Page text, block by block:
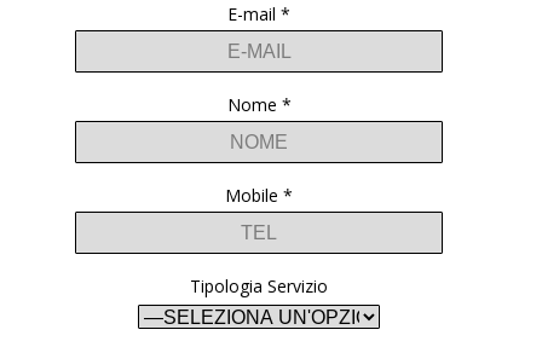
E-mail *
Nome *
Mobile *
Tipologia Servizio